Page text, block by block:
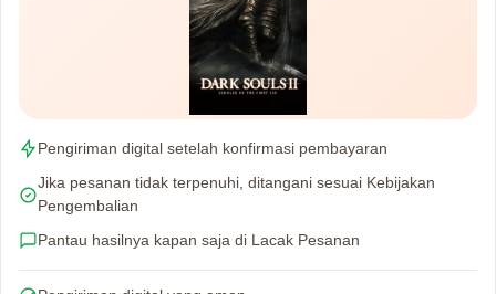
Pengiriman digital setelah konfirmasi pembayaran
Jika pesanan tidak terpenuhi, ditangani sesuai Kebijakan
Pengembalian
Pantau hasilnya kapan saja di Lacak Pesanan